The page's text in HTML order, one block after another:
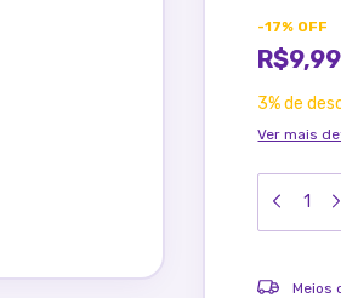
-17% OFF
R$9,99
3% de
Ver mais
Entregas
Meios